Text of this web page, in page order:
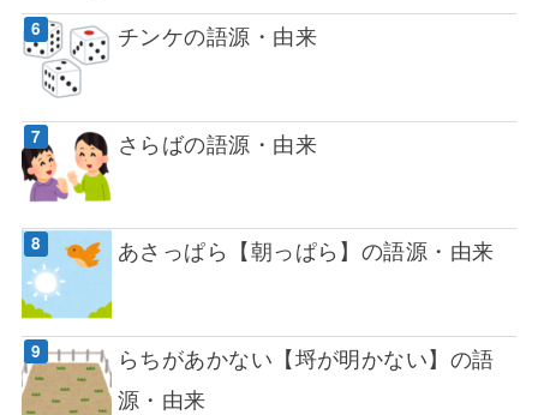
チンケの語源・由来
さらばの語源・由来
あさっぱら【朝っぱら】の語源・由来
らちがあかない【埒が明かない】の語
源・由来